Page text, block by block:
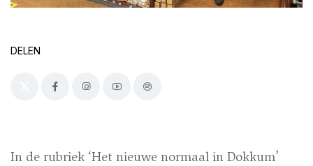
DELEN
In de rubriek ‘Het nieuwe normaal in Dokkum’